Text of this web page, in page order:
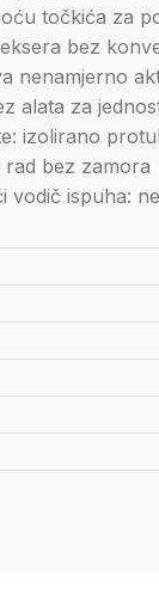
točkića za
bez
nenamjerno
alata za
izolirano
bez zamora
vodič ispuha: